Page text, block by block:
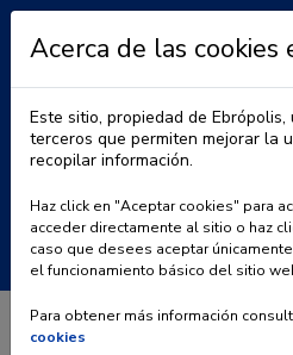
BLOG |
Acerca de las cookies
Este sitio, propiedad de
terceros que permiten mejorar la
recopilar información.
Haz click en "Aceptar cookies" para
acceder directamente al sitio o haz
caso que desees aceptar
el funcionamiento básico del sitio
Para obtener más información
cookies